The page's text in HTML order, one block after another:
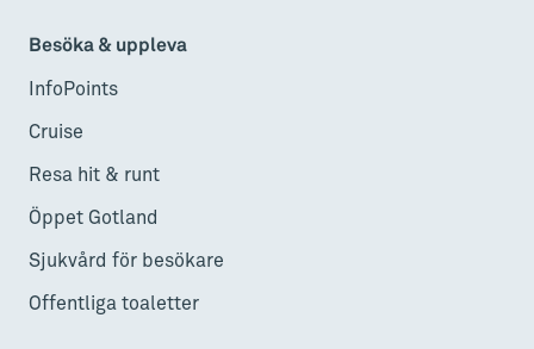
Besöka & uppleva
InfoPoints
Cruise
Resa hit & runt
Öppet Gotland
Sjukvård för besökare
Offentliga toaletter